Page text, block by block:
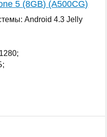
5 (8GB) (A500CG)
Android 4.3 Jelly